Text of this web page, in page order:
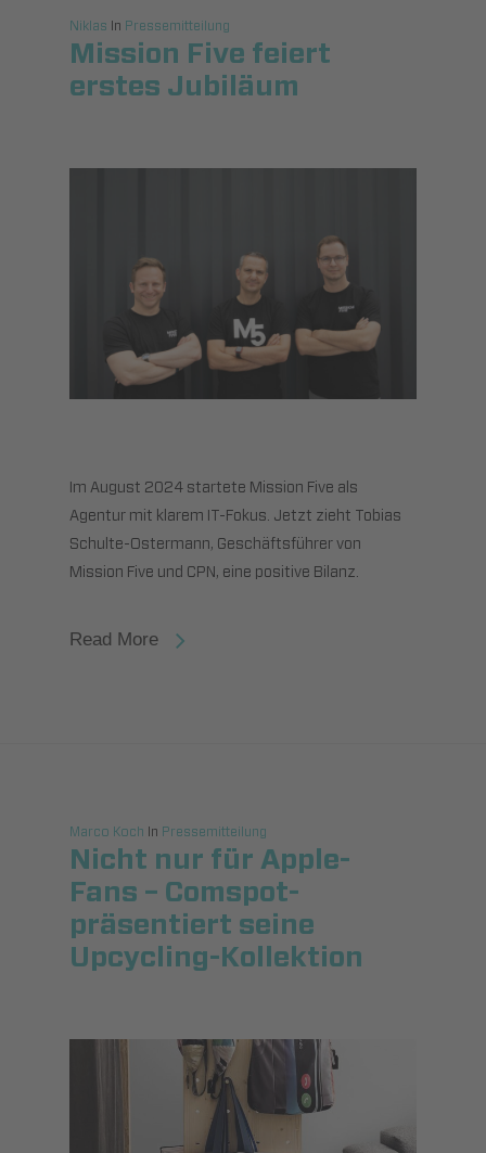
Niklas In Pressemitteilung
Mission Five feiert
erstes Jubiläum
Im August 2024 startete Mission Five als
Agentur mit klarem IT-Fokus. Jetzt zieht Tobias
Schulte-Ostermann, Geschäftsführer von
Mission Five und CPN, eine positive Bilanz.
Read More
Marco Koch In Pressemitteilung
Nicht nur für Apple-
Fans – Comspot­
präsentiert seine
Upcycling-Kollektion